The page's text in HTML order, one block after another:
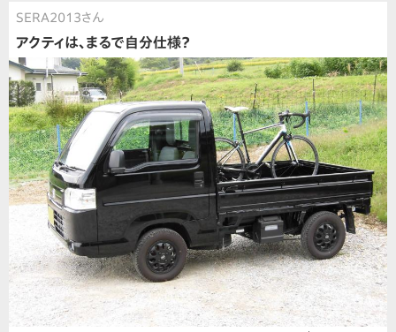
SERA2013さん
アクティは、まるで自分仕様？